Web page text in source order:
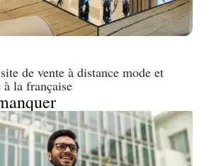
de vente à distance mode et
la française